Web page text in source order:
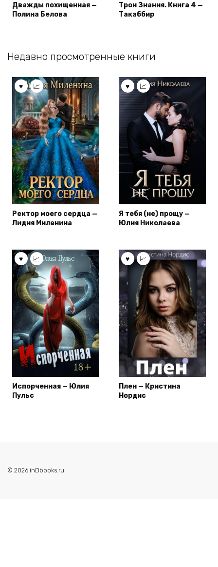
Дважды похищенная —
Полина Белова
Трон Знания. Книга 4 —
Такаббир
Недавно просмотренные книги
Ректор моего сердца —
Лидия Миленина
Я тебя (не) прощу —
Юлия Николаева
Испорченная — Юлия
Пульс
Плен — Кристина
Нордис
© 2026 inDbooks.ru